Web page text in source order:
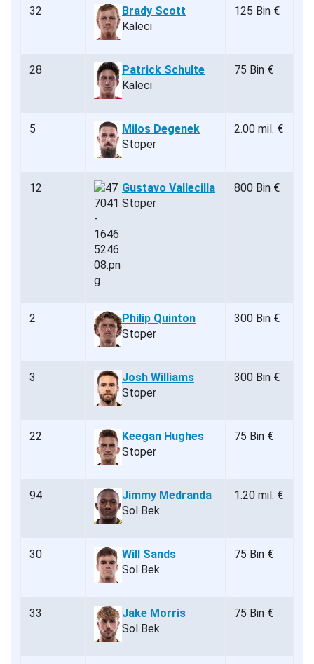
32
Brady Scott
Kaleci
125 Bin €
28
Patrick Schulte
Kaleci
75 Bin €
5
Milos Degenek
Stoper
2.00 mil. €
12
Gustavo Vallecilla
Stoper
800 Bin €
2
Philip Quinton
Stoper
300 Bin €
3
Josh Williams
Stoper
300 Bin €
22
Keegan Hughes
Stoper
75 Bin €
94
Jimmy Medranda
Sol Bek
1.20 mil. €
30
Will Sands
Sol Bek
75 Bin €
33
Jake Morris
Sol Bek
75 Bin €